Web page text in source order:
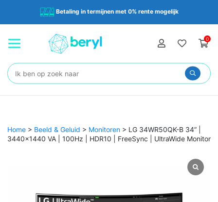
Betaling in termijnen met 0% rente mogelijk
0
Zoeken:
Home > Beeld & Geluid > Monitoren > ​LG 34WR50QK-B 34” |
3440×1440 VA | 100Hz | HDR10 | FreeSync | UltraWide Monitor